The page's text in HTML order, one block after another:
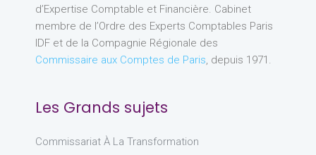
d’Expertise Comptable et Financière. Cabinet
membre de l’Ordre des Experts Comptables Paris
IDF et de la Compagnie Régionale des
Commissaire aux Comptes de Paris, depuis 1971.
Les Grands sujets
Commissariat À La Transformation